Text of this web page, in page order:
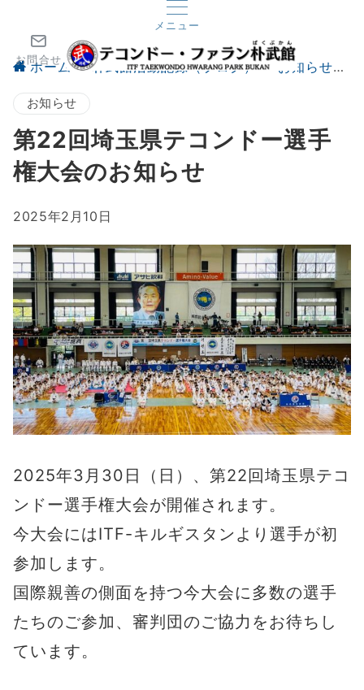
メニュー
お問合せ
ホーム 朴武館活動記録（ブログ） お知らせ
お知らせ
第22回埼玉県テコンドー選手
権大会のお知らせ
2025年2月10日
2025年3月30日（日）、第22回埼玉県テコ
ンドー選手権大会が開催されます。
今大会にはITF-キルギスタンより選手が初
参加します。
国際親善の側面を持つ今大会に多数の選手
たちのご参加、審判団のご協力をお待ちし
ています。